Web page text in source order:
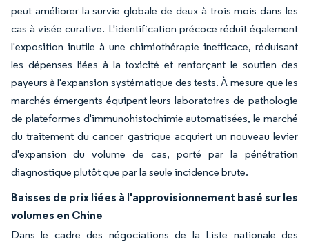
peut améliorer la survie globale de deux à trois mois dans les
cas à visée curative. L'identification précoce réduit également
l'exposition inutile à une chimiothérapie inefficace, réduisant
les dépenses liées à la toxicité et renforçant le soutien des
payeurs à l'expansion systématique des tests. À mesure que les
marchés émergents équipent leurs laboratoires de pathologie
de plateformes d'immunohistochimie automatisées, le marché
du traitement du cancer gastrique acquiert un nouveau levier
d'expansion du volume de cas, porté par la pénétration
diagnostique plutôt que par la seule incidence brute.
Baisses de prix liées à l'approvisionnement basé sur les
volumes en Chine
Dans le cadre des négociations de la Liste nationale des